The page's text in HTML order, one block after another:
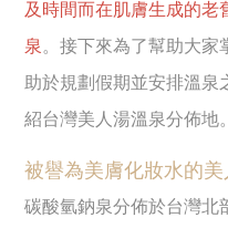
及時間而在肌膚生成的老
泉 。接下來為了幫助大家
助於規劃假期並安排溫泉
紹台灣美人湯溫泉分佈地。
被譽為美膚化妝水的
碳酸氫鈉泉分佈於台灣北